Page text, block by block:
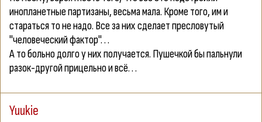
инопланетные партизаны, весьма мала. Кроме того, им и
стараться то не надо. Все за них сделает пресловутый
"человеческий фактор". . .
А то больно долго у них получается. Пушечкой бы пальнули
разок-другой прицельно и всё. . .
Yuukie